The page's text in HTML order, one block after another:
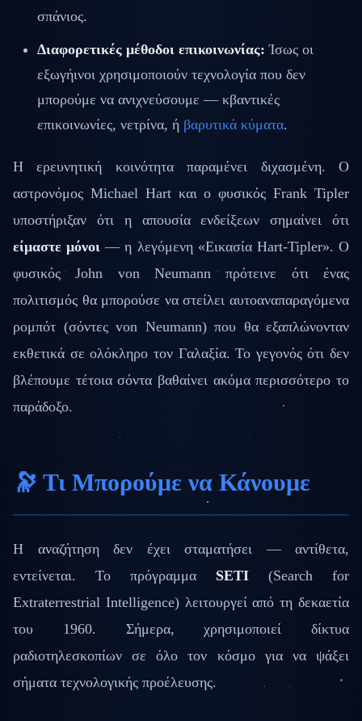
σπάνιος.
Διαφορετικές μέθοδοι επικοινωνίας: Ίσως οι
εξωγήινοι χρησιμοποιούν τεχνολογία που δεν
μπορούμε να ανιχνεύσουμε — κβαντικές
επικοινωνίες, νετρίνα, ή βαρυτικά κύματα.
Η ερευνητική κοινότητα παραμένει διχασμένη. Ο
αστρονόμος Michael Hart και ο φυσικός Frank Tipler
υποστήριξαν ότι η απουσία ενδείξεων σημαίνει ότι
είμαστε μόνοι — η λεγόμενη «Εικασία Hart-Tipler». Ο
φυσικός John von Neumann πρότεινε ότι ένας
πολιτισμός θα μπορούσε να στείλει αυτοαναπαραγόμενα
ρομπότ (σόντες von Neumann) που θα εξαπλώνονταν
εκθετικά σε ολόκληρο τον Γαλαξία. Το γεγονός ότι δεν
βλέπουμε τέτοια σόντα βαθαίνει ακόμα περισσότερο το
παράδοξο.
🔭 Τι Μπορούμε να Κάνουμε
Η αναζήτηση δεν έχει σταματήσει — αντίθετα,
εντείνεται. Το πρόγραμμα SETI (Search for
Extraterrestrial Intelligence) λειτουργεί από τη δεκαετία
του 1960. Σήμερα, χρησιμοποιεί δίκτυα
ραδιοτηλεσκοπίων σε όλο τον κόσμο για να ψάξει
σήματα τεχνολογικής προέλευσης.